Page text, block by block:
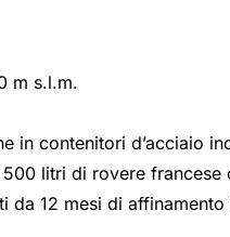
m s.l.m.
in contenitori d’acciaio
litri di rovere francese
da 12 mesi di affinamento